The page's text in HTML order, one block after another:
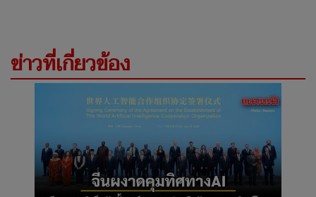
ข่าวที่เกี่ยวข้อง